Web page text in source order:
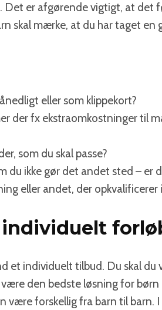
Det er afgørende vigtigt, at det
skal mærke, at du har taget en
eller som klippekort?
der fx ekstraomkostninger til
som du skal passe?
du ikke gør det andet sted – er
eller andet, der opkvalificerer
et individuelt tilbud. Du skal du
den bedste løsning for børn
være forskellig fra barn til barn.